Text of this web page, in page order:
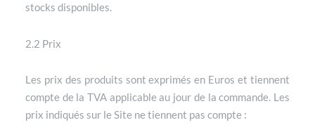
stocks disponibles.
2.2 Prix
Les prix des produits sont exprimés en Euros et tiennent
compte de la TVA applicable au jour de la commande. Les
prix indiqués sur le Site ne tiennent pas compte :